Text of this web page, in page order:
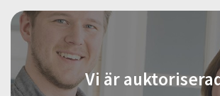
Vi är